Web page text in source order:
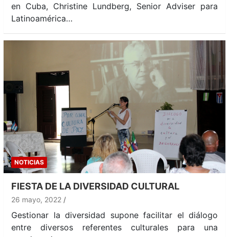
en Cuba, Christine Lundberg, Senior Adviser para
Latinoamérica…
NOTICIAS
FIESTA DE LA DIVERSIDAD CULTURAL
26 mayo, 2022
Gestionar la diversidad supone facilitar el diálogo
entre diversos referentes culturales para una